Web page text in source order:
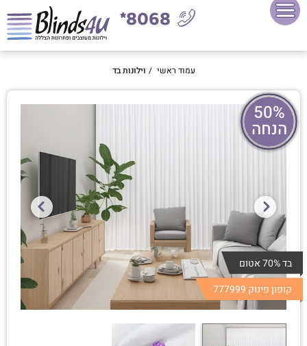
8068*
עמוד ראשי / וילונות בד
50%
הנחה
בד 70% אטום
קופון פינוק 777999